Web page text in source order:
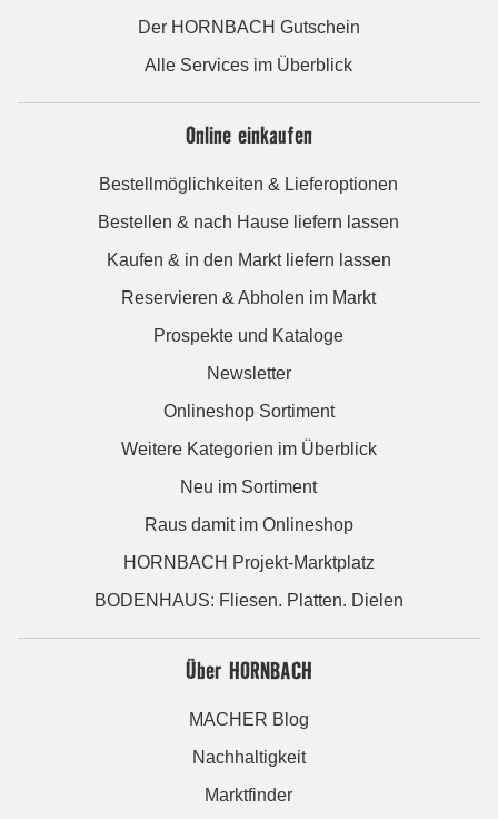
Der HORNBACH Gutschein
Alle Services im Überblick
Online einkaufen
Bestellmöglichkeiten & Lieferoptionen
Bestellen & nach Hause liefern lassen
Kaufen & in den Markt liefern lassen
Reservieren & Abholen im Markt
Prospekte und Kataloge
Newsletter
Onlineshop Sortiment
Weitere Kategorien im Überblick
Neu im Sortiment
Raus damit im Onlineshop
HORNBACH Projekt-Marktplatz
BODENHAUS: Fliesen. Platten. Dielen
Über HORNBACH
MACHER Blog
Nachhaltigkeit
Marktfinder